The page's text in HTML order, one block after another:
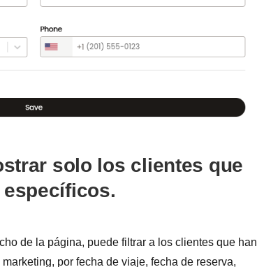
solo los clientes que
de la página, puede filtrar a los clientes que han
por fecha de viaje, fecha de reserva,